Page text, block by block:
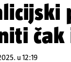
čak
u 12:19